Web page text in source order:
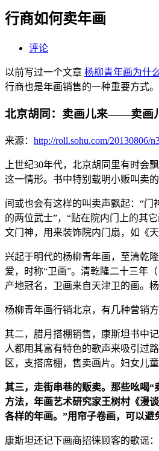
行商如何卖年画
评论
以前写过一个文章 杨柳青年画为什
行商也是年画销售的一种重要方式
北京胡同：卖画儿来——卖画
来源： http://roll.sohu.com/20130806/
上世纪30年代，北京胡同里有时
这一情形。书中特别载明小贩叫卖
间或也会有这样的叫卖声飘起：“
的两位武士”，“贴在院内门上的其
文门神，用来装饰院内门扇，如《
兴起于明代的杨柳青年画，至清乾
爱，时称“卫画”。清乾隆二十三年
产地冠名，卫画来自天津卫的画。
杨柳青年画行销北京，有几种营销
其二，腊月搭棚销售，康斯坦书中
人都用其富有特色的歌声来吸引过
区，支搭席棚，售卖画片。妇女儿
其三，走街串巷的贩卖。那些吆喝
方法，年画艺术研究家王树村《漫
各样的年画。”用帘子卷画，可以避
康斯坦还记下画商招徕顾客的歌谣